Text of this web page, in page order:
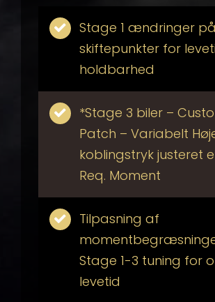
Stage 1 ændringer på
skiftepunkter for
holdbarhed
*Stage 3 biler –
Patch – Variabelt
koblingstryk justeret
Req. Moment
Tilpasning af
Stage 1-3 tuning for
levetid